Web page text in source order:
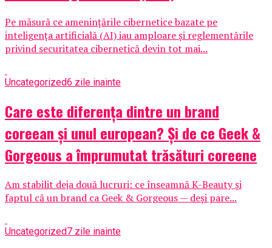
Pe măsură ce amenințările cibernetice bazate pe
inteligența artificială (AI) iau amploare și reglementările
privind securitatea cibernetică devin tot mai...
Uncategorized6 zile inainte
Care este diferența dintre un brand
coreean și unul european? Și de ce Geek &
Gorgeous a împrumutat trăsături coreene
Am stabilit deja două lucruri: ce înseamnă K-Beauty și
faptul că un brand ca Geek & Gorgeous — deși pare...
Uncategorized7 zile inainte